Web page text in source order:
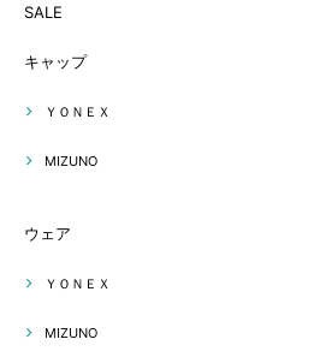
SALE
キャップ
ＹＯＮＥＸ
MIZUNO
ウェア
ＹＯＮＥＸ
MIZUNO